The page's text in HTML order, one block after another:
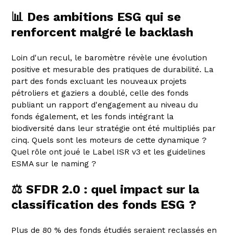
📊 Des ambitions ESG qui se
renforcent malgré le backlash
Loin d'un recul, le baromètre révèle une évolution
positive et mesurable des pratiques de durabilité. La
part des fonds excluant les nouveaux projets
pétroliers et gaziers a doublé, celle des fonds
publiant un rapport d'engagement au niveau du
fonds également, et les fonds intégrant la
biodiversité dans leur stratégie ont été multipliés par
cinq. Quels sont les moteurs de cette dynamique ?
Quel rôle ont joué le Label ISR v3 et les guidelines
ESMA sur le naming ?
⚖️ SFDR 2.0 : quel impact sur la
classification des fonds ESG ?
Plus de 80 % des fonds étudiés seraient reclassés en